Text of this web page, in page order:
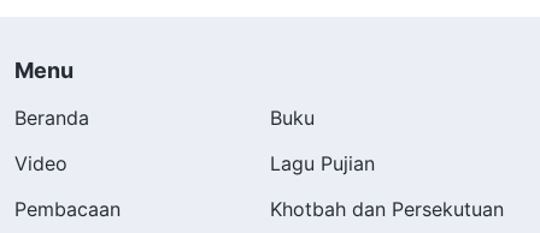
Menu
Beranda
Buku
Video
Lagu Pujian
Pembacaan
Khotbah dan Persekutuan